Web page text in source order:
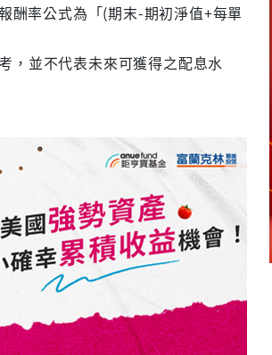
酬率公式為「(期末-期初淨值+每單
，並不代表未來可獲得之配息水